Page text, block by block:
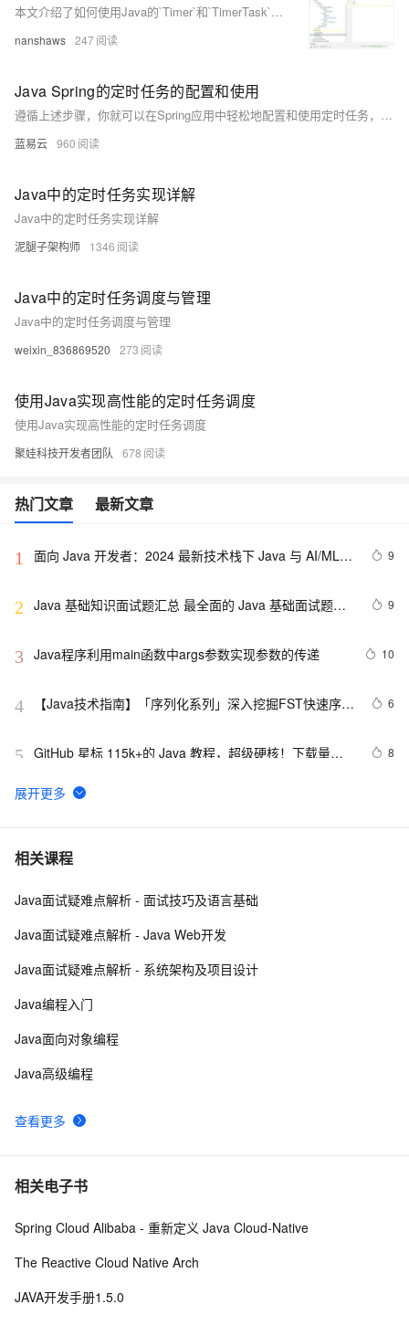
本文介绍了如何使用Java的`Timer`和`TimerTask`类创建一个定时任务，将HashMap中的键值对写入到文本文件中，并提供了完整的示例代码。
nanshaws 247
Java Spring的定时任务的配置和使用
遵循上述步骤，你就可以在Spring应用中轻松地配置和使用定时任务，满足各种定时处理需求。
蓝易云 960
Java中的定时任务实现详解
Java中的定时任务实现详解
泥腿子架构师 1346
Java中的定时任务调度与管理
Java中的定时任务调度与管理
weixin_836869520 273
使用Java实现高性能的定时任务调度
使用Java实现高性能的定时任务调度
聚娃科技开发者团队 678
热门文章 最新文章
1
面向 Java 开发者：2024 最新技术栈下 Java 与 AI/ML
9
2 Java 基础知识面试题汇总 最全面的 Java 基础面试题整
9
3 Java程序利用main函数中args参数实现参数的传递 10
4
【Java技术指南】「序列化系列」深入挖掘FST快速序列
6
5 GitHub 星标 115k+的 Java 教程，超级硬核！下载量突
8
6 营销活动送红包接入说明（Java版）
7 2. Java中的垃圾收集 - GC参考手册
8 poj-1503-java大数相加
10java 中的多线程   内部类实现 数据共享 和 Runnable实
相关课程
查看更多
Java面试疑难点解析 - 面试技巧及语言基础
Java面试疑难点解析 - Java Web开发
Java面试疑难点解析 - 系统架构及项目设计
Java编程入门
Java面向对象编程
Java高级编程
相关电子书
Spring Cloud Alibaba - 重新定义 Java Cloud-Native
The Reactive Cloud Native Arch
JAVA开发手册1.5.0